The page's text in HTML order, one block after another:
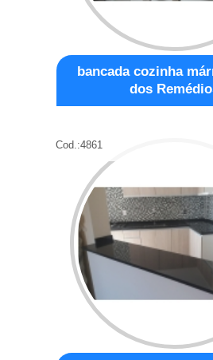
bancada cozinha
dos
Cod.:4861